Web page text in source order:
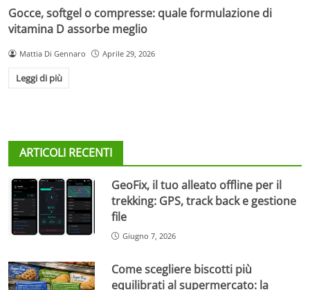
Gocce, softgel o compresse: quale formulazione di
vitamina D assorbe meglio
Mattia Di Gennaro Aprile 29, 2026
Leggi di più
ARTICOLI RECENTI
GeoFix, il tuo alleato offline per il
trekking: GPS, track back e gestione
file
Giugno 7, 2026
Come scegliere biscotti più
equilibrati al supermercato: la